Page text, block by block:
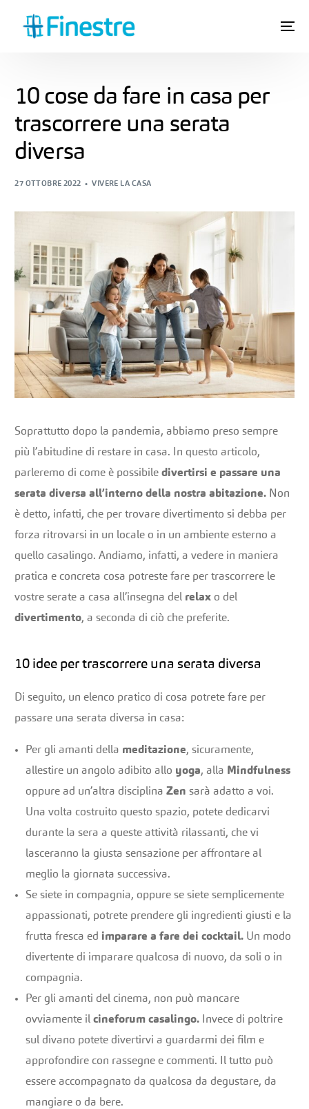
10 cose da fare in casa per
trascorrere una serata
diversa
27 OTTOBRE 2022 VIVERE LA CASA
Soprattutto dopo la pandemia, abbiamo preso sempre
più l’abitudine di restare in casa. In questo articolo,
parleremo di come è possibiledivertirsi e passare una
serata diversa all’interno della nostra abitazione. Non
è detto, infatti, che per trovare divertimento si debba per
forza ritrovarsi in un locale o in un ambiente esterno a
quello casalingo. Andiamo, infatti, a vedere in maniera
pratica e concreta cosa potreste fare per trascorrere le
vostre serate a casa all’insegna del relax o del
divertimento, a seconda di ciò che preferite.
10 idee per trascorrere una serata diversa
Di seguito, un elenco pratico di cosa potrete fare per
passare una serata diversa in casa:
Per gli amanti della meditazione, sicuramente,
allestire un angolo adibito allo yoga, alla Mindfulness
oppure ad un’altra disciplinaZen sarà adatto a voi.
Una volta costruito questo spazio, potete dedicarvi
durante la sera a queste attività rilassanti, che vi
lasceranno la giusta sensazione per affrontare al
meglio la giornata successiva.
Se siete in compagnia, oppure se siete semplicemente
appassionati, potrete prendere gli ingredienti giusti e la
frutta fresca ed imparare a fare dei cocktail. Un modo
divertente di imparare qualcosa di nuovo, da soli o in
compagnia.
Per gli amanti del cinema, non può mancare
ovviamente ilcineforum casalingo. Invece di poltrire
sul divano potete divertirvi a guardarmi dei film e
approfondire con rassegne e commenti. Il tutto può
essere accompagnato da qualcosa da degustare, da
mangiare o da bere.